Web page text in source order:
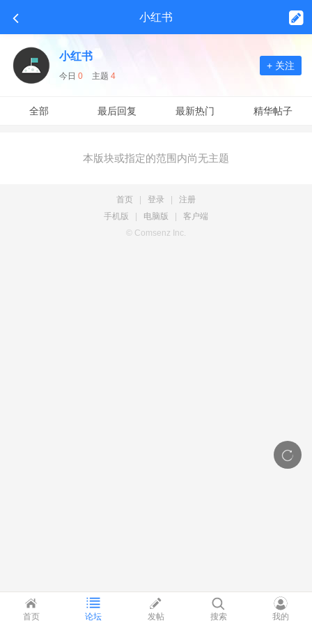
小红书
小红书
今日 0 主题 4
+ 关注
全部 最后回复 最新热门 精华帖子
本版块或指定的范围内尚无主题
首页 登录
注册
手机版
电脑版
客户端
© Comsenz Inc.
首页 论坛 发帖 搜索 我的